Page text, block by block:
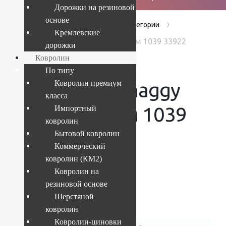
› Products Без категории ›
Ковер круг Shaggy Viva 1.4x1.4 м 1039 33922
серый
Ковер круг Shaggy
Viva 1.4×1.4 м 1039
33922 серый
Текущий размер:1.4x1.4 м
Артикул:
4841227925631
Дорожки на резиновой
основе
Кремлевские
дорожки
Ковролин
По типу
Ковролин премиум
класса
Импортный
ковролин
Бытовой ковролин
Коммерческий
ковролин (КМ2)
Ковролин на
резиновой основе
Шерстяной
ковролин
Ковролин-циновки